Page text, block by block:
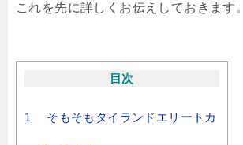
これを先に詳しくお伝えしておきます。
目次
1 そもそもタイランドエリートカ